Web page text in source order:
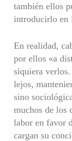
también ellos
introducirlo en
En realidad,
por ellos «a
siquiera verlos.
lejos,
sino
muchos de los
labor en favor
cargan su